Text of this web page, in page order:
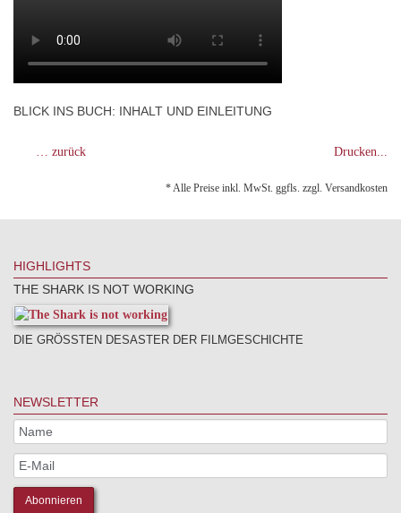
BLICK INS BUCH: INHALT UND EINLEITUNG
… zurück Drucken...
* Alle Preise inkl. MwSt. ggfls. zzgl. Versandkosten
HIGHLIGHTS
THE SHARK IS NOT WORKING
DIE GRÖSSTEN DESASTER DER FILMGESCHICHTE
NEWSLETTER